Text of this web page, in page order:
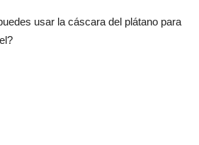
usar la cáscara del plátano para